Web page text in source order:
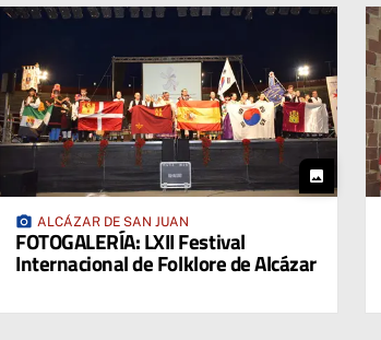
photo
photo_camera ALCÁZAR DE SAN JUAN
FOTOGALERÍA: LXII Festival
Internacional de Folklore de Alcázar